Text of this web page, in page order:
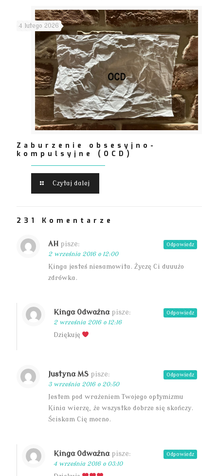
4 lutego 2026
Zaburzenie obsesyjno-
kompulsyjne (OCD)
Czytaj dalej
231 Komentarze
AH pisze:
2 września 2016 o 12:00
Kinga jesteś niesamowita. Życzę Ci duuużo
zdrówka.
Odpowiedz
Kinga Odważna pisze:
2 września 2016 o 12:16
Dziękuję
Odpowiedz
Justyna MS pisze:
3 września 2016 o 20:50
Jestem pod wrażeniem Twojego optymizmu
Kinia wierzę, że wszystko dobrze się skończy.
Ściskam Cię mocno.
Odpowiedz
Kinga Odważna pisze:
4 września 2016 o 03:10
Odpowiedz